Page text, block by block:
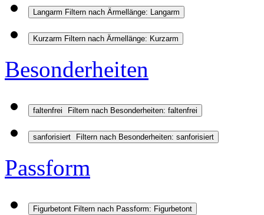
Langarm Filtern nach Ärmellänge: Langarm
Kurzarm Filtern nach Ärmellänge: Kurzarm
Besonderheiten
faltenfrei Filtern nach Besonderheiten: faltenfrei
sanforisiert Filtern nach Besonderheiten: sanforisiert
Passform
Figurbetont Filtern nach Passform: Figurbetont